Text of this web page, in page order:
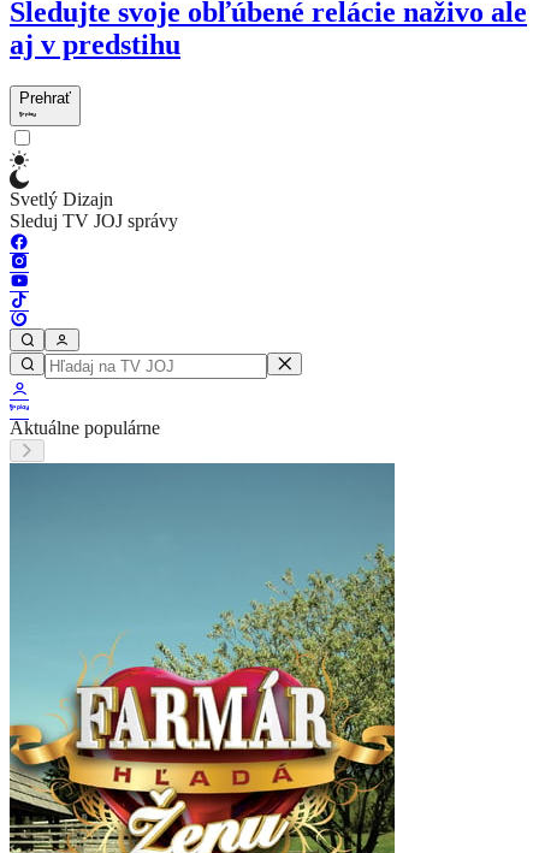
Sledujte svoje obľúbené relácie naživo ale
aj v predstihu
Prehrať
Svetlý Dizajn
Sleduj TV JOJ správy
Aktuálne populárne